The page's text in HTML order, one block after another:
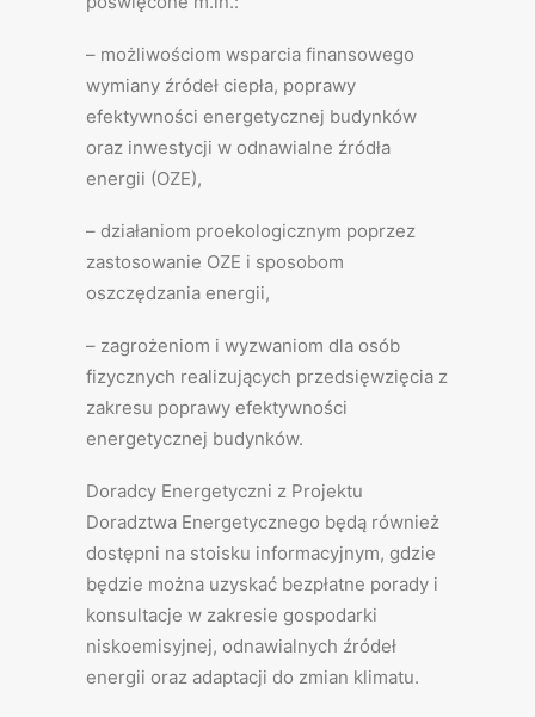
– możliwościom wsparcia finansowego
wymiany źródeł ciepła, poprawy
efektywności energetycznej budynków
oraz inwestycji w odnawialne źródła
energii (OZE),
– działaniom proekologicznym poprzez
zastosowanie OZE i sposobom
oszczędzania energii,
– zagrożeniom i wyzwaniom dla osób
fizycznych realizujących przedsięwzięcia z
zakresu poprawy efektywności
energetycznej budynków.
Doradcy Energetyczni z Projektu
Doradztwa Energetycznego będą również
dostępni na stoisku informacyjnym, gdzie
będzie można uzyskać bezpłatne porady i
konsultacje w zakresie gospodarki
niskoemisyjnej, odnawialnych źródeł
energii oraz adaptacji do zmian klimatu.